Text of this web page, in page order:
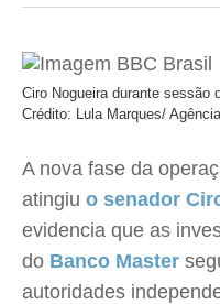
Ciro Nogueira durante sessão
Crédito: Lula Marques/
A nova fase da
atingiu o senador
evidencia que as
do Banco Master
autoridades